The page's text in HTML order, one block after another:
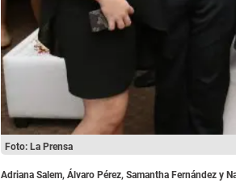
Foto: La Prensa
Adriana Salem, Álvaro Pérez, Samantha Fernández y